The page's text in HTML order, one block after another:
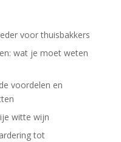
voor thuisbakkers
wat je moet weten
voordelen en
witte wijn
tot